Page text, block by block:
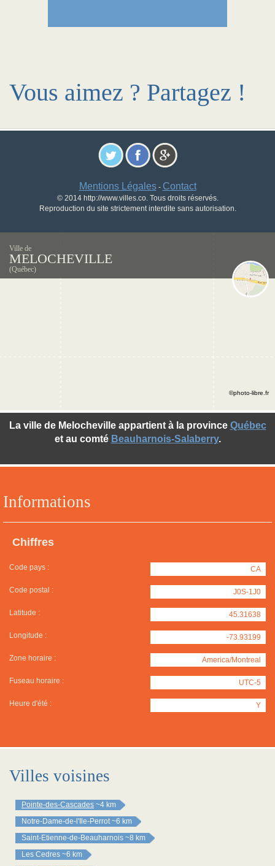
Vous aimez ? Partagez !
Mentions Légales- Contact
© 2014 http://www.villes.co. Tous droits réservés.
Reproduction du site strictement interdite sans autorisation.
Ville de
MELOCHEVILLE
(Québec)
Informations
Chiffres
Code pays : CA
Code postal : J0S-1J0
Latitude : 45.31638
Longitude : -73.93199
Zone horaire : America/Montreal
Fuseau horaire : UTC-5
Heure d'été : Y
La ville de Melocheville appartient à la province Québec
et au comté Beauharnois-Salaberry.
©photo-libre.fr
Villes voisines
Pointe-des-Cascades ~4 km
Notre-Dame-de-l'Ile-Perrot ~6 km
Saint-Etienne-de-Beauharnois ~8 km
Les Cedres ~6 km